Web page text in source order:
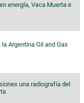
energía, Vaca Muerta e
Argentina Oil and Gas
una radiografía del